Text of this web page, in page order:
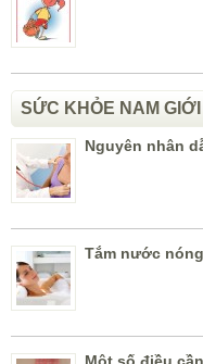
SỨC KHỎE NAM GIỚI
Nguyên nhân
Tắm nước